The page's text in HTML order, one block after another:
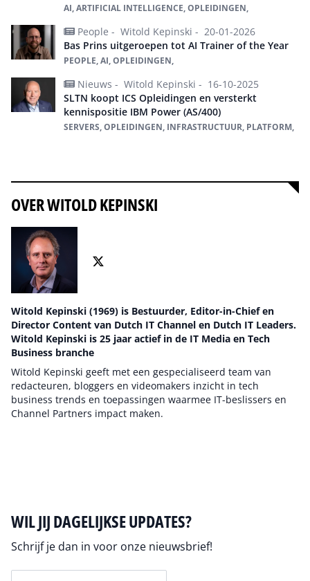
AI, ARTIFICIAL INTELLIGENCE, OPLEIDINGEN,
People - Witold Kepinski - 20-01-2026
Bas Prins uitgeroepen tot AI Trainer of the Year
PEOPLE, AI, OPLEIDINGEN,
Nieuws - Witold Kepinski - 16-10-2025
SLTN koopt ICS Opleidingen en versterkt
kennispositie IBM Power (AS/400)
SERVERS, OPLEIDINGEN, INFRASTRUCTUUR, PLATFORM,
OVER WITOLD KEPINSKI
Witold Kepinski (1969) is Bestuurder, Editor-in-Chief en
Director Content van Dutch IT Channel en Dutch IT Leaders.
Witold Kepinski is 25 jaar actief in de IT Media en Tech
Business branche
Witold Kepinski geeft met een gespecialiseerd team van
redacteuren, bloggers en videomakers inzicht in tech
business trends en toepassingen waarmee IT-beslissers en
Channel Partners impact maken.
WIL JIJ DAGELIJKSE UPDATES?
Schrijf je dan in voor onze nieuwsbrief!